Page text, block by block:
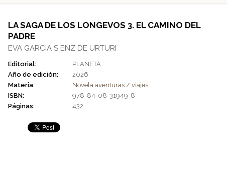
LA SAGA DE LOS LONGEVOS 3. EL CAMINO DEL
PADRE
EVA GARC¡A S ENZ DE URTURI
Editorial:
PLANETA
Año de edición:
2026
Materia
Novela aventuras / viajes
ISBN:
978-84-08-31949-8
Páginas:
432